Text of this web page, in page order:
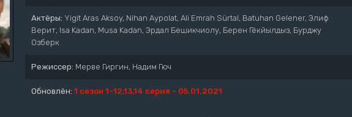
Актёры: Yigit Aras Aksoy, Nihan Aypolat, Ali Emrah Sürtal, Batuhan Gelener, Элиф
Верит, Isa Kadan, Musa Kadan, Эрдал Бешикчиолу, Берен Гёкйылдыз, Бурджу
Озберк
Режиссер: Мерве Гиргин, Надим Гюч
Обновлён: 1 сезон 1-12,13,14 серия - 05.01.2021